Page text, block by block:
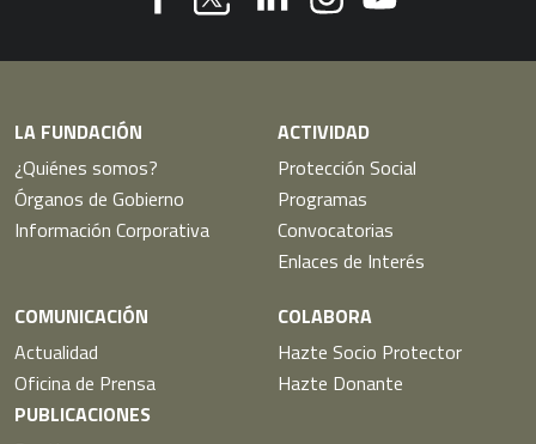
LA FUNDACIÓN
¿Quiénes somos?
Órganos de Gobierno
Información Corporativa
ACTIVIDAD
Protección Social
Programas
Convocatorias
Enlaces de Interés
COMUNICACIÓN
Actualidad
Oficina de Prensa
PUBLICACIONES
COLABORA
Hazte Socio Protector
Hazte Donante